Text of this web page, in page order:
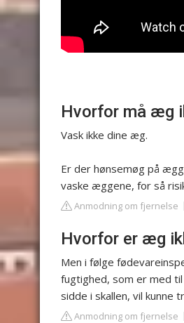
Hvorfor må æg
Vask ikke dine æg.
Er der hønsemøg på
vaske æggene, for så
Anmodning om fjernelse
Hvorfor er æg
Men i følge
fugtighed, som er med
sidde i skallen, vil
Anmodning om fjernelse